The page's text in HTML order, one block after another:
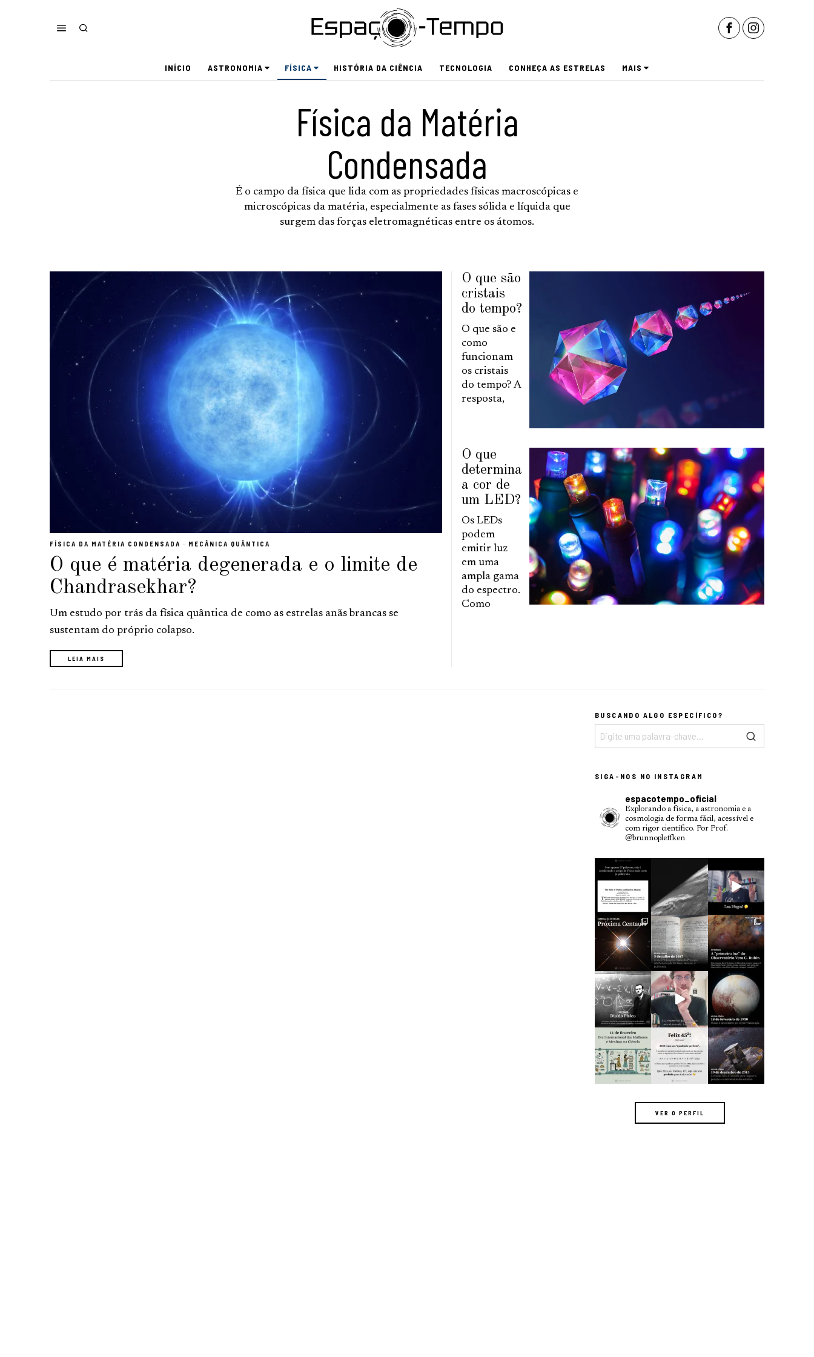
INÍCIO ASTRONOMIA FÍSICA HISTÓRIA DA CIÊNCIA TECNOLOGIA CONHEÇA AS ESTRELAS MAIS
Física da Matéria
Condensada
É o campo da física que lida com as propriedades físicas macroscópicas e
microscópicas da matéria, especialmente as fases sólida e líquida que
surgem das forças eletromagnéticas entre os átomos.
FÍSICA DA MATÉRIA CONDENSADA · MECÂNICA QUÂNTICA
O que é matéria degenerada e o limite de
Chandrasekhar?
Um estudo por trás da física quântica de como as estrelas anãs brancas se
sustentam do próprio colapso.
LEIA MAIS
O que são
cristais
do tempo?
O que são e
como
funcionam
os cristais
do tempo? A
resposta,
O que
determina
a cor de
um LED?
Os LEDs
podem
emitir luz
em uma
ampla gama
do espectro.
Como
BUSCANDO ALGO ESPECÍFICO?
SIGA-NOS NO INSTAGRAM
espacotempo_oficial
Explorando a física, a astronomia e a
cosmologia de forma fácil, acessível e
com rigor científico. Por Prof.
@brunnopleffken
VER O PERFIL